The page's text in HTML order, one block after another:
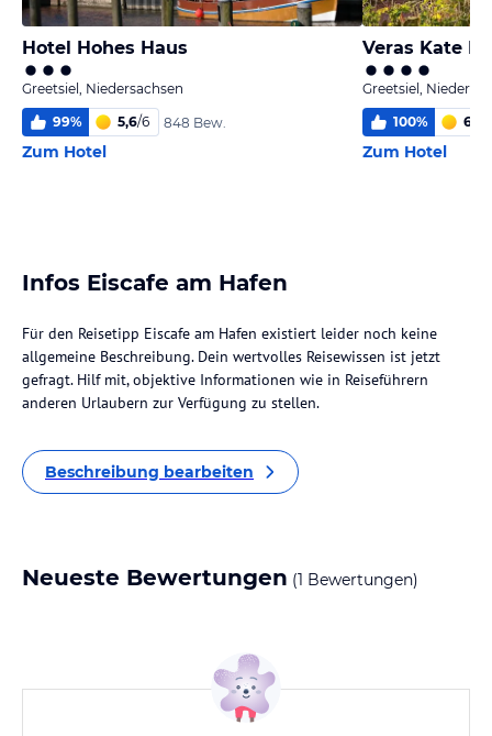
Hotel Hohes Haus
Greetsiel, Niedersachsen
99% 5,6/6 848 Bew.
Zum Hotel
Greetsiel,
100% 6,0
Zum Hotel
Infos Eiscafe am Hafen
Für den Reisetipp Eiscafe am Hafen existiert leider noch keine
allgemeine Beschreibung. Dein wertvolles Reisewissen ist jetzt
gefragt. Hilf mit, objektive Informationen wie in Reiseführern
anderen Urlaubern zur Verfügung zu stellen.
Beschreibung bearbeiten
Neueste Bewertungen (1 Bewertungen)